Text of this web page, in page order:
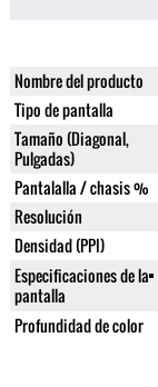
Nombre del producto
Tipo de pantalla
Tamaño (Diagonal,
Pulgadas)
Pantalalla / chasis %
Resolución
Densidad (PPI)
Especificaciones de la
pantalla
Profundidad de color